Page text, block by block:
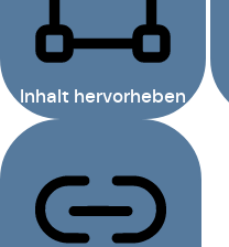
Inhalt hervorheben